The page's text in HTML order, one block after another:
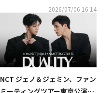
JAPAN 』KNTVで8/30(日) 独占
TV初放送
2026/07/06 16:14
NCT ジェノ＆ジェミン、ファン
ミーティングツアー東京公演の